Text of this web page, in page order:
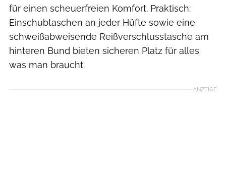
für einen scheuerfreien Komfort. Praktisch:
Einschubtaschen an jeder Hüfte sowie eine
schweißabweisende Reißverschlusstasche am
hinteren Bund bieten sicheren Platz für alles
was man braucht.
ANZEIGE